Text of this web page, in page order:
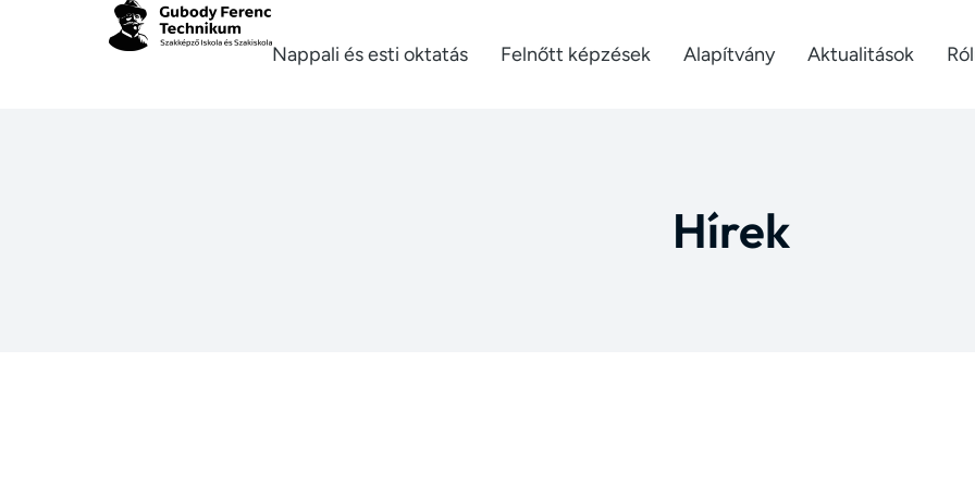
Nappali és esti oktatás Felnőtt képzések Alapítvány Aktualitások
Hírek